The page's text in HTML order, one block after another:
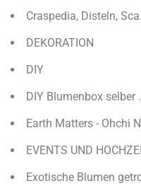
Craspedia, Disteln,
DEKORATION
DIY
DIY Blumenbox selber
Earth Matters - Ohchi
EVENTS UND
Exotische Blumen